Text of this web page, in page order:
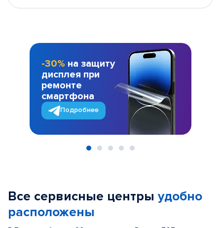
-30% на защиту
дисплея при
ремонте
смартфона
Подробнее
Все сервисные центры удобно
расположены